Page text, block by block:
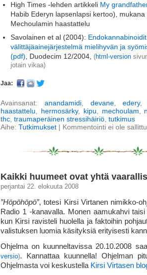
High Times -lehden artikkeli My
Habib Ederyn lapsenlapsi kertoo),
Mechoulamin haastattelu
Savolainen et al (2004):
välittäjäainejärjestelmä mielihyvän ja
(pdf) , Duodecim 12/2004, (html-version
jotain vikaa)
Jaa:
Avainsanat: anandamidi, devane,edery
haastattelu
hermosärky, kipu mechoulam
thc traumaperäinen stressihäiriö tutkimus
Aihe: Tutkimukset | Kommentointi ei ole sallittu
Kaikki huumeet ovat yhtä
perjantai 22. elokuuta 2008
”Höpöhöpö”, totesi Kirsi Virtanen nimikko-
Radio 1 -kanavalla. Monen aamukahvi
kun Kirsi ravisteli huolella ja faktoihin
valistuksen luomia käsityksiä erityisesti
Ohjelma on kuunneltavissa 20.10.2008
versio). Kannattaa kuunnella! Ohjelman
Ohjelmasta voi keskustella Kirsi Virtasen